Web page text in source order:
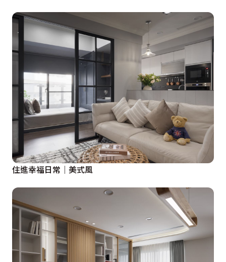
住進幸福日常｜美式風